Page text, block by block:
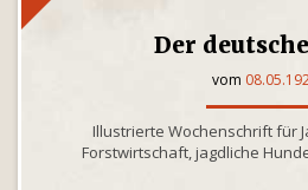
Der
vom
Illustrierte Wochenschrift für
Forstwirtschaft, jagdliche